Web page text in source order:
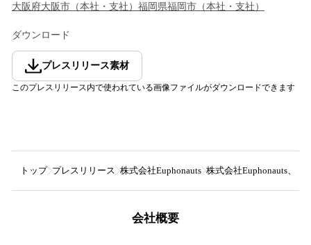
大阪府大阪市 （本社・支社 ） 福岡県福岡市 （本社・支社 ）
ダウンロード
プレスリリース素材
このプレスリリース内で使われている画像ファイルがダウンロードできます
トップ プレスリリース 株式会社Euphonauts 株式会社Euphonauts、
会社概要